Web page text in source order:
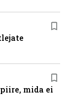
mida ei